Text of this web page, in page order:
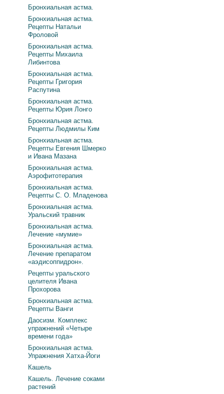
Бронхиальная астма.
Бронхиальная астма.
Рецепты Натальи
Фроловой
Бронхиальная астма.
Рецепты Михаила
Либинтова
Бронхиальная астма.
Рецепты Григория
Распутина
Бронхиальная астма.
Рецепты Юрия Лонго
Бронхиальная астма.
Рецепты Людмилы Ким
Бронхиальная астма.
Рецепты Евгения Шмерко
и Ивана Мазана
Бронхиальная астма.
Аэрофитотерапия
Бронхиальная астма.
Рецепты С. О. Младенова
Бронхиальная астма.
Уральский травник
Бронхиальная астма.
Лечение «мумие»
Бронхиальная астма.
Лечение препаратом
«аэдисоппидрон».
Рецепты уральского
целителя Ивана
Прохорова
Бронхиальная астма.
Рецепты Ванги
Даосизм. Комплекс
упражнений «Четыре
времени года»
Бронхиальная астма.
Упражнения Хатха-Йоги
Кашель
Кашель. Лечение соками
растений